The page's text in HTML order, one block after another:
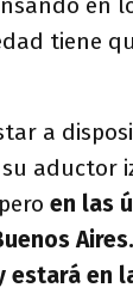
tiene
a
aductor
en las
Aires.
en